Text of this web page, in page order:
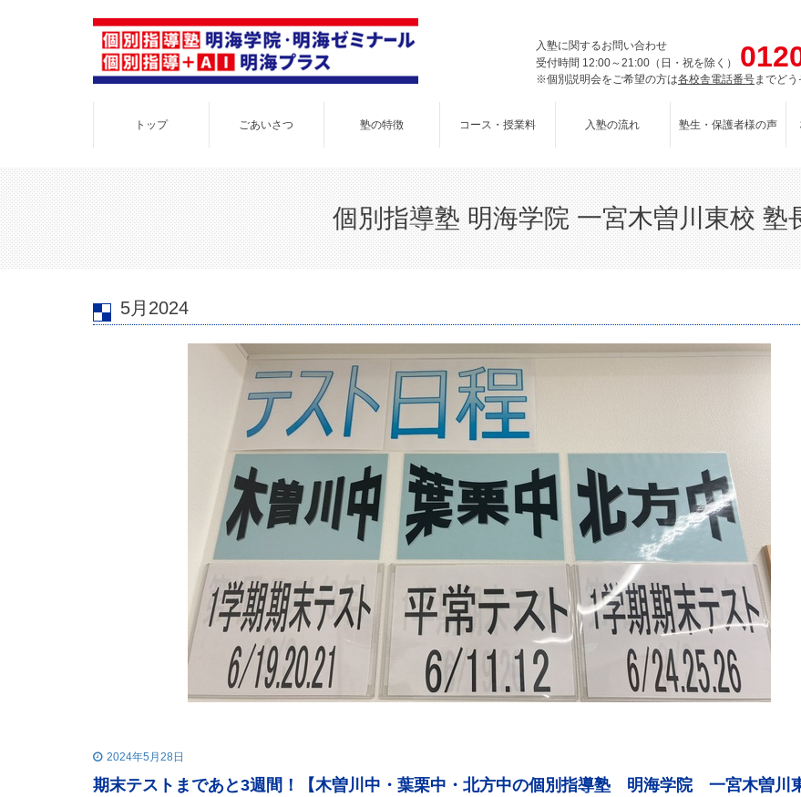
入塾に関するお問い合わせ
受付時間 12:00～21:00（日・祝を除く）
※個別説明会をご希望の方は各校舎電話番号までどう
トップ ごあいさつ 塾の特徴 コース・授業料 入塾の流れ 塾生・保護者様の声
個別指導塾 明海学院 一宮木曽川東校 塾
5月2024
2024年5月28日
期末テストまであと3週間！【木曽川中・葉栗中・北方中の個別指導塾 明海学院 一宮木曽川